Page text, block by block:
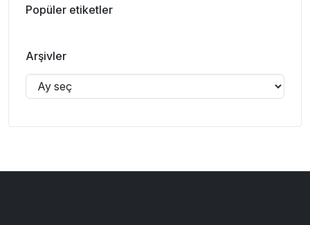
Popüler etiketler
Arşivler